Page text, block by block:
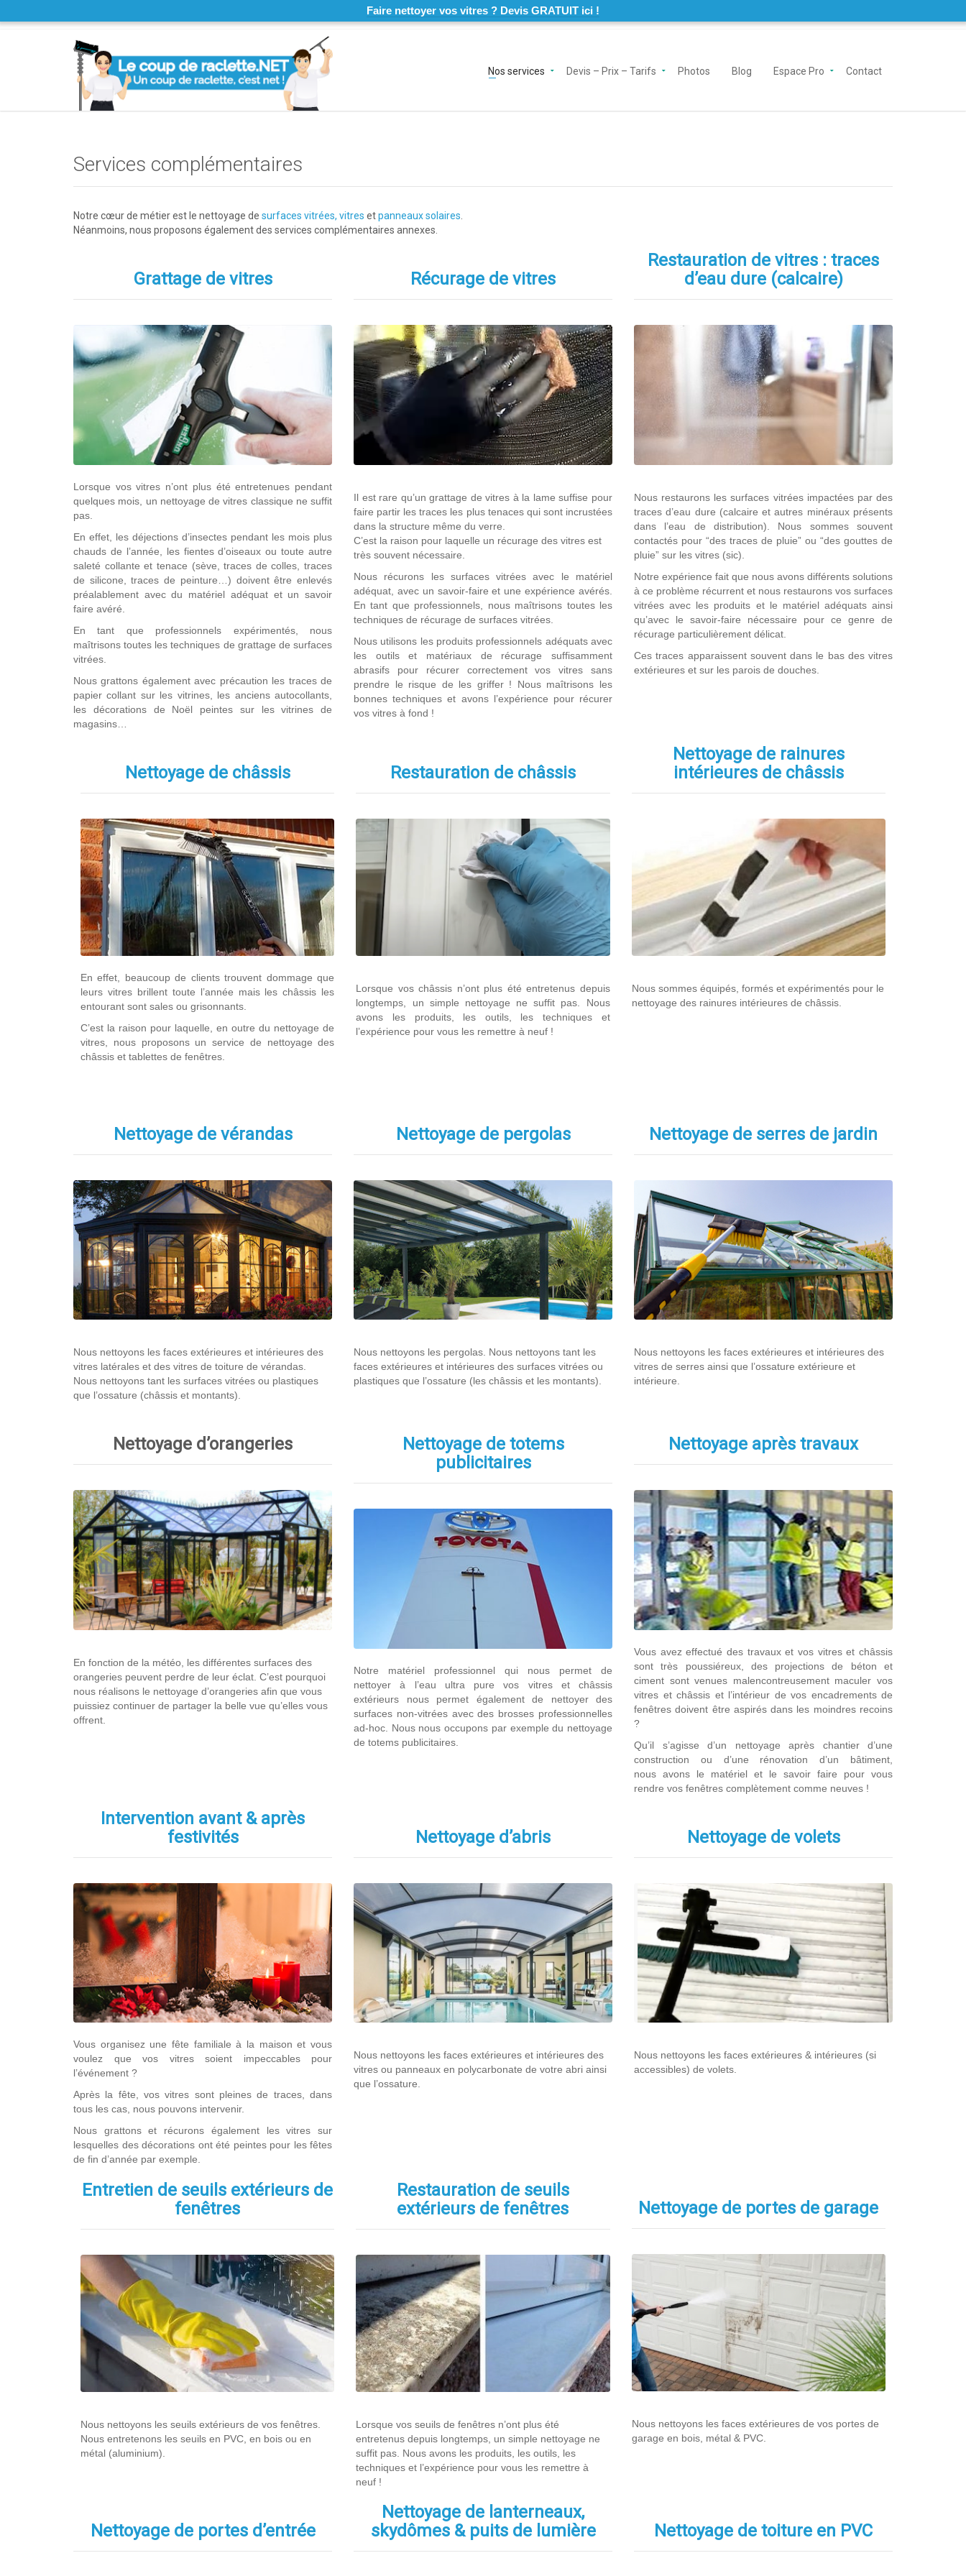
Faire nettoyer vos vitres ? Devis GRATUIT ici !
Nos services Devis – Prix – Tarifs Photos Blog Espace Pro Contact
Services complémentaires
Notre cœur de métier est le nettoyage de surfaces vitrées, vitres etpanneaux solaires
Néanmoins, nous proposons également des services complémentaires annexes.
Grattage de vitres
Lorsque vos vitres n’ont plus été entretenues pendant
quelques mois, un nettoyage de vitres classique ne suffit
pas.
En effet, les déjections d’insectes pendant les mois plus
chauds de l’année, les fientes d’oiseaux ou toute autre
saleté collante et tenace (sève, traces de colles, traces
de silicone, traces de peinture…) doivent être enlevés
préalablement avec du matériel adéquat et un savoir
faire avéré.
En tant que professionnels expérimentés, nous
maîtrisons toutes les techniques de grattage de surfaces
vitrées.
Nous grattons également avec précaution les traces de
papier collant sur les vitrines, les anciens autocollants,
les décorations de Noël peintes sur les vitrines de
magasins…
Récurage de vitres
Il est rare qu’un grattage de vitres à la lame suffise pour
faire partir les traces les plus tenaces qui sont incrustées
dans la structure même du verre.
C’est la raison pour laquelle un récurage des vitres est
très souvent nécessaire.
Nous récurons les surfaces vitrées avec le matériel
adéquat, avec un savoir-faire et une expérience avérés.
En tant que professionnels, nous maîtrisons toutes les
techniques de récurage de surfaces vitrées.
Nous utilisons les produits professionnels adéquats avec
les outils et matériaux de récurage suffisamment
abrasifs pour récurer correctement vos vitres sans
prendre le risque de les griffer ! Nous maîtrisons les
bonnes techniques et avons l’expérience pour récurer
vos vitres à fond !
Restauration de vitres : traces
d’eau dure (calcaire)
Nous restaurons les surfaces vitrées impactées par des
traces d’eau dure (calcaire et autres minéraux présents
dans l’eau de distribution). Nous sommes souvent
contactés pour “des traces de pluie” ou “des gouttes de
pluie” sur les vitres (sic).
Notre expérience fait que nous avons différents solutions
à ce problème récurrent et nous restaurons vos surfaces
vitrées avec les produits et le matériel adéquats ainsi
qu’avec le savoir-faire nécessaire pour ce genre de
récurage particulièrement délicat.
Ces traces apparaissent souvent dans le bas des vitres
extérieures et sur les parois de douches.
Nettoyage de châssis
En effet, beaucoup de clients trouvent dommage que
leurs vitres brillent toute l’année mais les châssis les
entourant sont sales ou grisonnants.
C’est la raison pour laquelle, en outre du nettoyage de
vitres, nous proposons un service de nettoyage des
châssis et tablettes de fenêtres.
Restauration de châssis
Lorsque vos châssis n’ont plus été entretenus depuis
longtemps, un simple nettoyage ne suffit pas. Nous
avons les produits, les outils, les techniques et
l’expérience pour vous les remettre à neuf !
Nettoyage de rainures
intérieures de châssis
Nous sommes équipés, formés et expérimentés pour le
nettoyage des rainures intérieures de châssis.
Nettoyage de vérandas
Nous nettoyons les faces extérieures et intérieures des
vitres latérales et des vitres de toiture de vérandas.
Nous nettoyons tant les surfaces vitrées ou plastiques
que l’ossature (châssis et montants).
Nettoyage de pergolas
Nous nettoyons les pergolas. Nous nettoyons tant les
faces extérieures et intérieures des surfaces vitrées ou
plastiques que l’ossature (les châssis et les montants).
Nettoyage de serres de jardin
Nous nettoyons les faces extérieures et intérieures des
vitres de serres ainsi que l’ossature extérieure et
intérieure.
Nettoyage d’orangeries
En fonction de la météo, les différentes surfaces des
orangeries peuvent perdre de leur éclat. C’est pourquoi
nous réalisons le nettoyage d’orangeries afin que vous
puissiez continuer de partager la belle vue qu’elles vous
offrent.
Nettoyage de totems
publicitaires
Notre matériel professionnel qui nous permet de
nettoyer à l’eau ultra pure vos vitres et châssis
extérieurs nous permet également de nettoyer des
surfaces non-vitrées avec des brosses professionnelles
ad-hoc. Nous nous occupons par exemple du nettoyage
de totems publicitaires.
Nettoyage après travaux
Vous avez effectué des travaux et vos vitres et châssis
sont très poussiéreux, des projections de béton et
ciment sont venues malencontreusement maculer vos
vitres et châssis et l’intérieur de vos encadrements de
fenêtres doivent être aspirés dans les moindres recoins
?
Qu’il s’agisse d’un nettoyage après chantier d’une
construction ou d’une rénovation d’un bâtiment,
nous avons le matériel et le savoir faire pour vous
rendre vos fenêtres complètement comme neuves !
Intervention avant & après
festivités
Vous organisez une fête familiale à la maison et vous
voulez que vos vitres soient impeccables pour
l’événement ?
Après la fête, vos vitres sont pleines de traces, dans
tous les cas, nous pouvons intervenir.
Nous grattons et récurons également les vitres sur
lesquelles des décorations ont été peintes pour les fêtes
de fin d’année par exemple.
Nettoyage d’abris
Nous nettoyons les faces extérieures et intérieures des
vitres ou panneaux en polycarbonate de votre abri ainsi
que l’ossature.
Nettoyage de volets
Nous nettoyons les faces extérieures & intérieures (si
accessibles) de volets.
Entretien de seuils extérieurs de
fenêtres
Nous nettoyons les seuils extérieurs de vos fenêtres.
Nous entretenons les seuils en PVC, en bois ou en
métal (aluminium).
Restauration de seuils
extérieurs de fenêtres
Lorsque vos seuils de fenêtres n’ont plus été
entretenus depuis longtemps, un simple nettoyage ne
suffit pas. Nous avons les produits, les outils, les
techniques et l’expérience pour vous les remettre à
neuf !
Nettoyage de portes de garage
Nous nettoyons les faces extérieures de vos portes de
garage en bois, métal & PVC.
Nettoyage de portes d’entrée
Nettoyage de lanterneaux,
skydômes & puits de lumière
Nettoyage de toiture en PVC